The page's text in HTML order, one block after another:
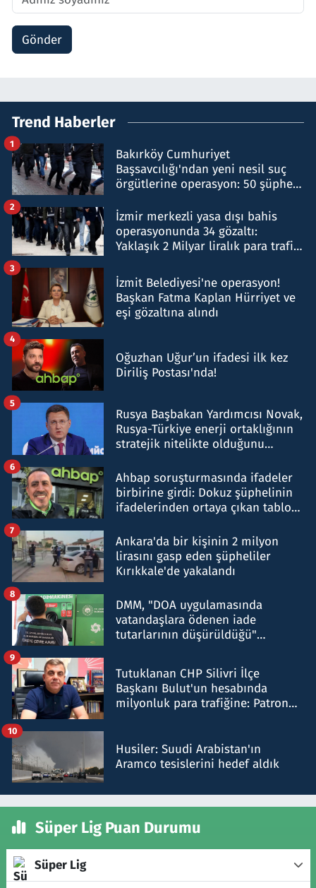
Gönder
Trend Haberler
Bakırköy Cumhuriyet
Başsavcılığı'ndan yeni nesil suç
örgütlerine operasyon: 50 şüpheli
1
İzmir merkezli yasa dışı bahis
operasyonunda 34 gözaltı:
Yaklaşık 2 Milyar liralık para trafiği
2
İzmit Belediyesi'ne operasyon!
Başkan Fatma Kaplan Hürriyet ve
eşi gözaltına alındı
3
Oğuzhan Uğur’un ifadesi ilk kez
Diriliş Postası'nda!
4
Rusya Başbakan Yardımcısı Novak,
Rusya-Türkiye enerji ortaklığının
stratejik nitelikte olduğunu
5
Ahbap soruşturmasında ifadeler
birbirine girdi: Dokuz şüphelinin
ifadelerinden ortaya çıkan tablo
6
Ankara'da bir kişinin 2 milyon
lirasını gasp eden şüpheliler
Kırıkkale'de yakalandı
7
DMM, "DOA uygulamasında
vatandaşlara ödenen iade
tutarlarının düşürüldüğü"
8
Tutuklanan CHP Silivri İlçe
Başkanı Bulut'un hesabında
milyonluk para trafiğine: Patron
9
Husiler: Suudi Arabistan'ın
Aramco tesislerini hedef aldık
10
Süper Lig Puan Durumu
Süper Lig